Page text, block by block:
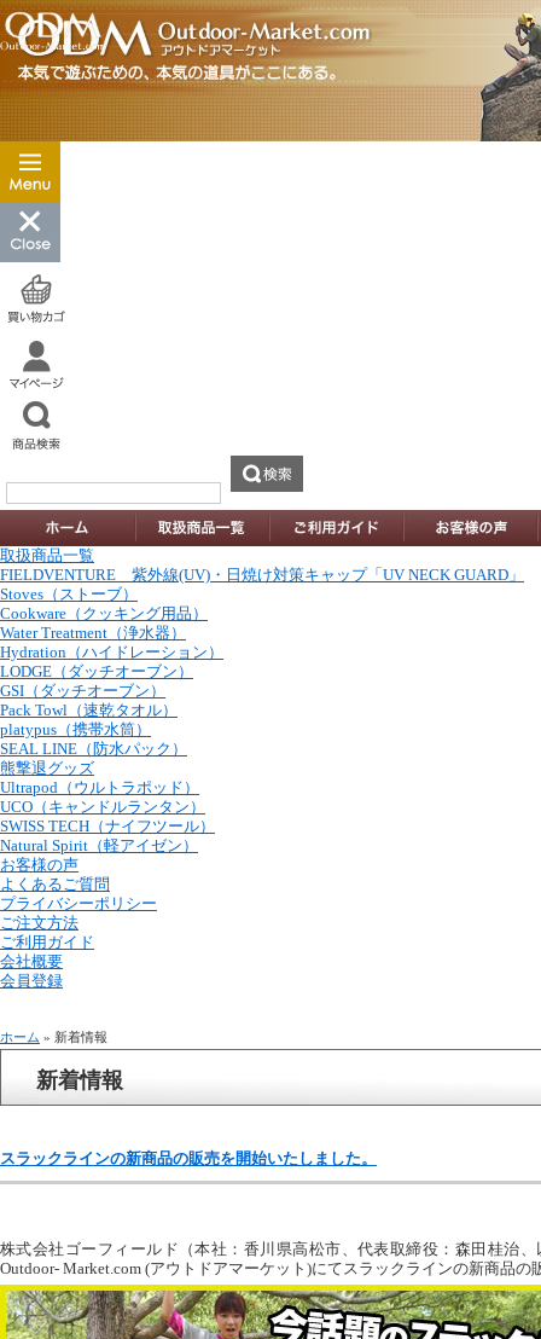
取扱商品一覧
FIELDVENTURE 紫外線(UV)・日焼け対策キャップ「UV NECK GUARD」
Stoves（ストーブ）
Cookware（クッキング用品）
Water Treatment（浄水器）
Hydration（ハイドレーション）
LODGE（ダッチオーブン）
GSI（ダッチオーブン）
Pack Towl（速乾タオル）
platypus（携帯水筒）
SEAL LINE（防水パック）
熊撃退グッズ
Ultrapod（ウルトラポッド）
UCO（キャンドルランタン）
SWISS TECH（ナイフツール）
Natural Spirit（軽アイゼン）
お客様の声
よくあるご質問
プライバシーポリシー
ご注文方法
ご利用ガイド
会社概要
会員登録
ホーム » 新着情報
新着情報
スラックラインの新商品の販売を開始いたしました。
株式会社ゴーフィールド（本社：香川県高松市、代表取締役：森田桂治
Outdoor- Market.com (アウトドアマーケット)にてスラックラインの新商品の